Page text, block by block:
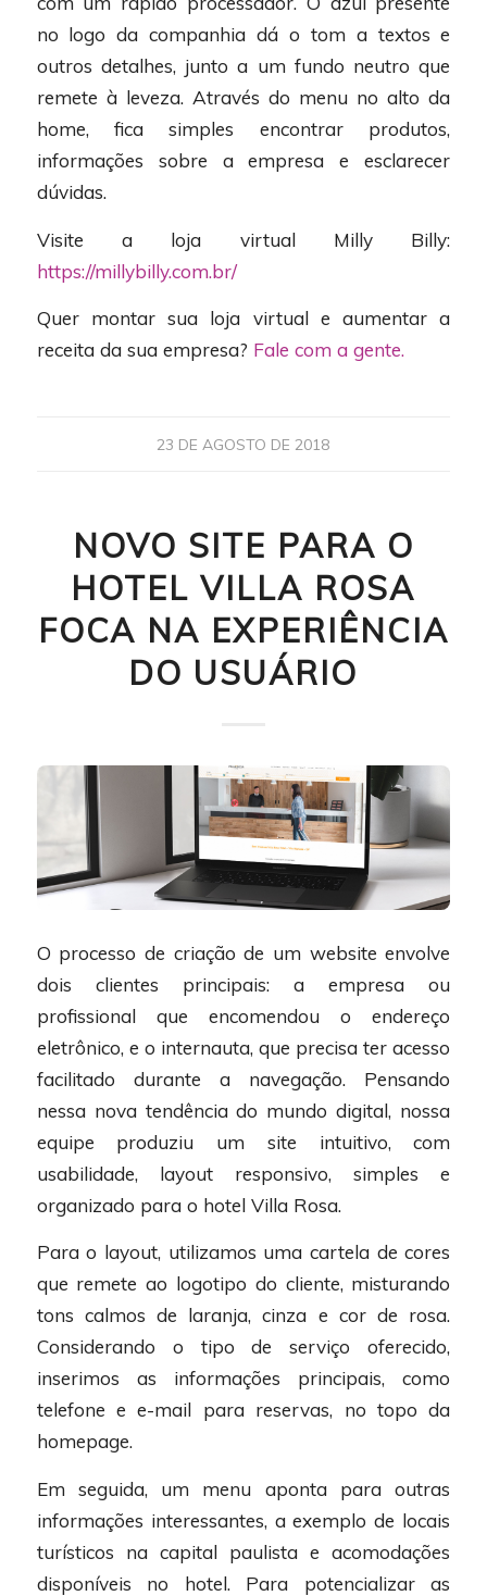
no logo da companhia dá o tom a textos e
outros detalhes, junto a um fundo neutro que
remete à leveza. Através do menu no alto da
home, fica simples encontrar produtos,
informações sobre a empresa e esclarecer
dúvidas.
Visite a loja virtual Milly Billy:
https://millybilly.com.br/
Quer montar sua loja virtual e aumentar a
receita da sua empresa? Fale com a gente.
23 DE AGOSTO DE 2018
NOVO SITE PARA O
HOTEL VILLA ROSA
FOCA NA EXPERIÊNCIA
DO USUÁRIO
O processo de criação de um website envolve
dois clientes principais: a empresa ou
profissional que encomendou o endereço
eletrônico, e o internauta, que precisa ter acesso
facilitado durante a navegação. Pensando
nessa nova tendência do mundo digital, nossa
equipe produziu um site intuitivo, com
usabilidade, layout responsivo, simples e
organizado para o hotel Villa Rosa.
Para o layout, utilizamos uma cartela de cores
que remete ao logotipo do cliente, misturando
tons calmos de laranja, cinza e cor de rosa.
Considerando o tipo de serviço oferecido,
inserimos as informações principais, como
telefone e e-mail para reservas, no topo da
homepage.
Em seguida, um menu aponta para outras
informações interessantes, a exemplo de locais
turísticos na capital paulista e acomodações
disponíveis no hotel. Para potencializar as